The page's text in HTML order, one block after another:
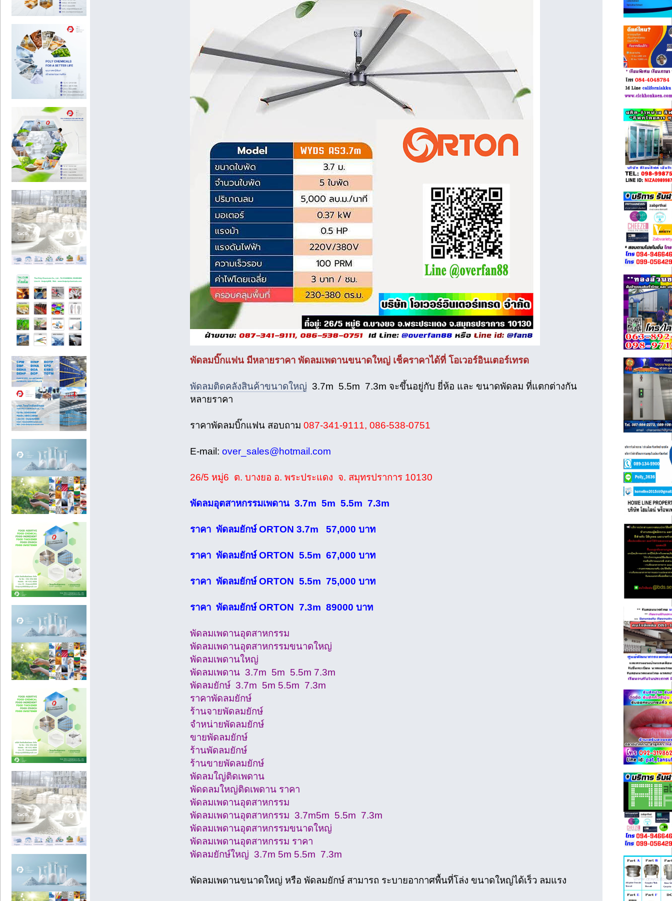
พัดลมบิ๊กแฟน มีหลายราคา พัดลมเพดานขนาดใหญ่ เช็คราคาได้ที่ โอเวอร์อินเตอร์เทรด
พัดลมติดคลังสินค้าขนาดใหญ่ 3.7m 5.5m 7.3m จะขึ้นอยู่กับ ยี่ห้อ และ ขนาดพัดลม ที่แตกต่างกัน
หลายราคา
ราคาพัดลมบิ๊กแฟน สอบถาม 087-341-9111, 086-538-0751
E-mail: over_sales@hotmail.com
26/5 หมู่6 ต. บางยอ อ. พระประแดง จ. สมุทรปราการ 10130
พัดลมอุตสาหกรรมเพดาน 3.7m 5m 5.5m 7.3m
ราคา พัดลมยักษ์ ORTON 3.7m 57,000 บาท
ราคา พัดลมยักษ์ ORTON 5.5m 67,000 บาท
ราคา พัดลมยักษ์ ORTON 5.5m 75,000 บาท
ราคา พัดลมยักษ์ ORTON 7.3m 89000 บาท
พัดลมเพดานอุตสาหกรรม
พัดลมเพดานอุตสาหกรรมขนาดใหญ่
พัดลมเพดานใหญ่
พัดลมเพดาน 3.7m 5m 5.5m 7.3m
พัดลมยักษ์ 3.7m 5m 5.5m 7.3m
ราคาพัดลมยักษ์
ร้านจายพัดลมยักษ์
จำหน่ายพัดลมยักษ์
ขายพัดลมยักษ์
ร้านพัดลมยักษ์
ร้านขายพัดลมยักษ์
พัดลมใญ่ติดเพดาน
พัดดลมใหญ่ติดเพดาน ราคา
พัดลมเพดานอุตสาหกรรม
พัดลมเพดานอุตสาหกรรม 3.7m5m 5.5m 7.3m
พัดลมเพดานอุตสาหกรรมขนาดใหญ่
พัดลมเพดานอุตสาหกรรม ราคา
พัดลมยักษ์ใหญ่ 3.7m 5m 5.5m 7.3m
พัดลมเพดานขนาดใหญ่ หรือ พัดลมยักษ์ สามารถ ระบายอากาศพื้นที่โล่ง ขนาดใหญ่ได้เร็ว ลมแรง